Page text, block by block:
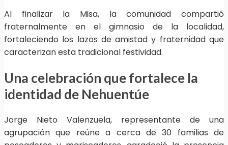
Al finalizar la Misa, la comunidad compartió
fraternalmente en el gimnasio de la localidad,
fortaleciendo los lazos de amistad y fraternidad que
caracterizan esta tradicional festividad.
Una celebración que fortalece la
identidad de Nehuentúe
Jorge Nieto Valenzuela, representante de una
agrupación que reúne a cerca de 30 familias de